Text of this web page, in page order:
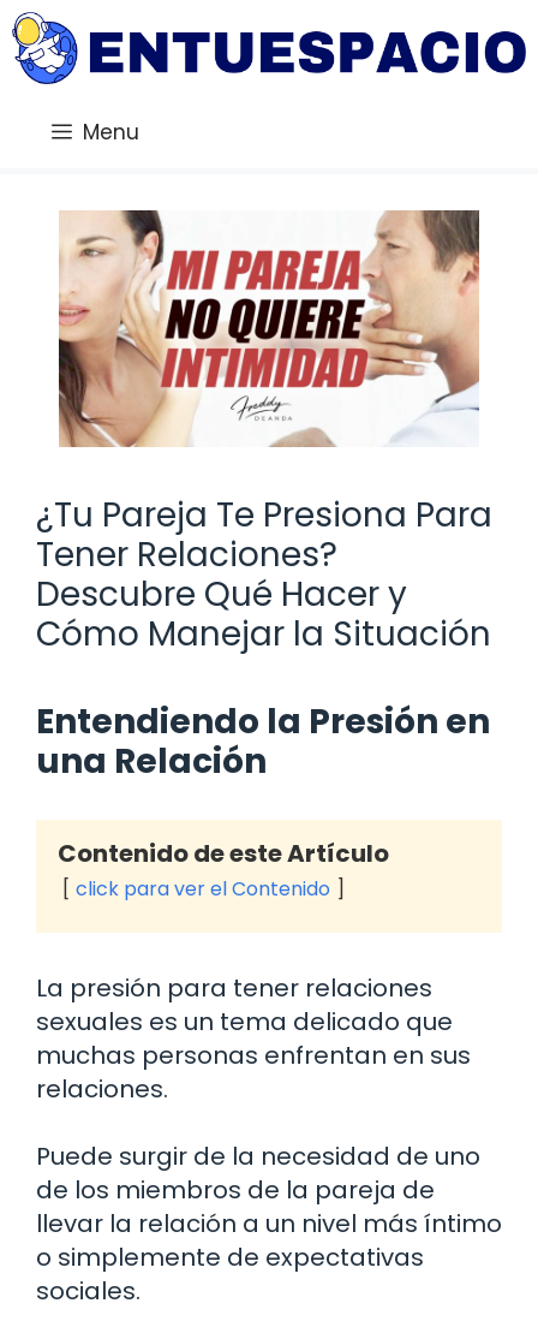
Saltar
al
contenido
Menu
¿Tu Pareja Te Presiona Para
Tener Relaciones?
Descubre Qué Hacer y
Cómo Manejar la Situación
Entendiendo la Presión en
una Relación
Contenido de este Artículo
click para ver el Contenido
La presión para tener relaciones
sexuales es un tema delicado que
muchas personas enfrentan en sus
relaciones.
Puede surgir de la necesidad de uno
de los miembros de la pareja de
llevar la relación a un nivel más íntimo
o simplemente de expectativas
sociales.